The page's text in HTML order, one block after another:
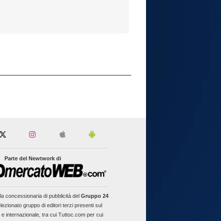
Parte del Newtwork di
concessionaria di pubblicità del Gruppo 24
gruppo di editori terzi presenti sul
e internazionale, tra cui Tuttoc.com per cui